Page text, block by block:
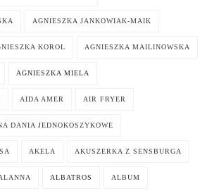
AGNIESZKA JANKOWIAK-MAIK
KOROL AGNIESZKA MAILINOWSKA
AGNIESZKA MIELA
AIDA AMER AIR FRYER
DANIA JEDNOKOSZYKOWE
AKELA AKUSZERKA Z SENSBURGA
ALBATROS ALBUM